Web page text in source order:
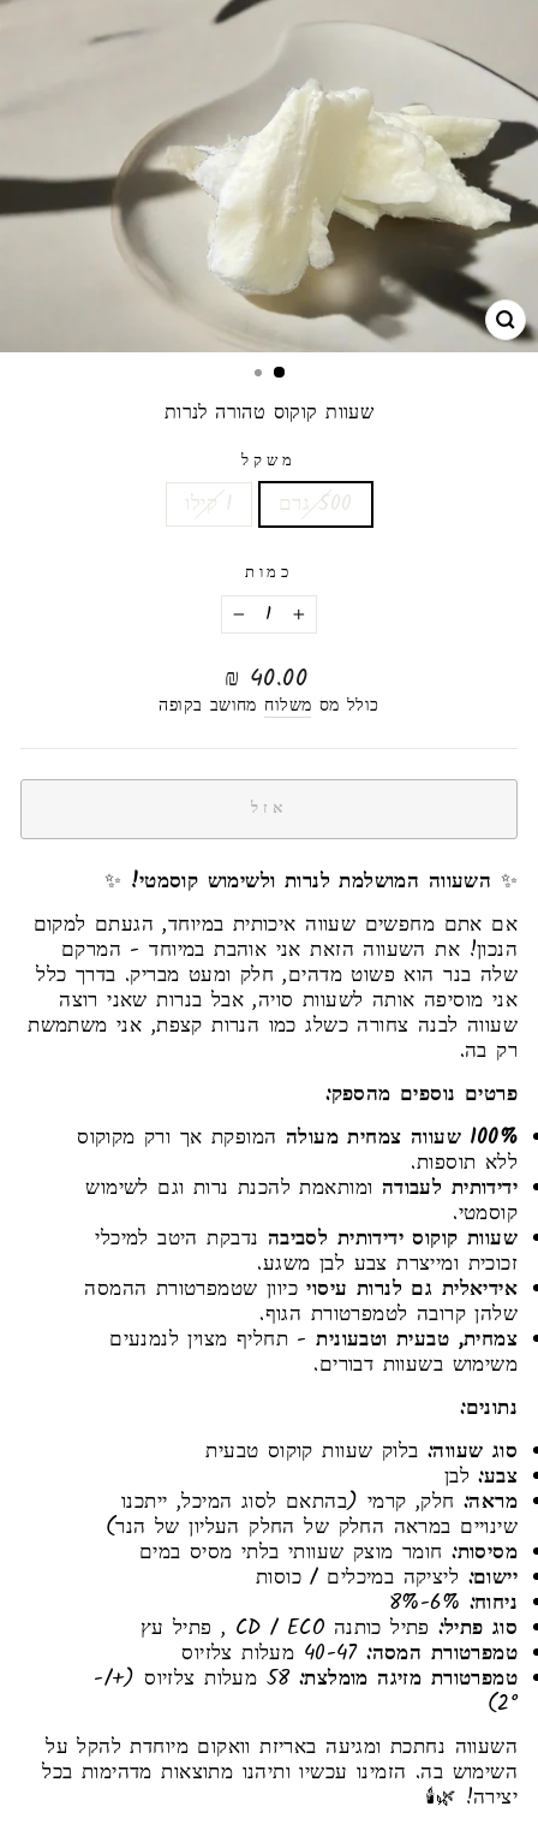
שעוות קוקוס טהורה לנרות
משקל
500 גרם 1 קילו
כמות
−
+
מחיר
רגיל
40.00 ₪
כולל מס משלוח מחושב בקופה
אזל
✨ השעווה המושלמת לנרות ולשימוש קוסמטי! ✨
אם אתם מחפשים שעווה איכותית במיוחד, הגעתם למקום
הנכון! את השעווה הזאת אני אוהבת במיוחד - המרקם
שלה בנר הוא פשוט מדהים, חלק ומעט מבריק. בדרך כלל
אני מוסיפה אותה לשעוות סויה, אבל בנרות שאני רוצה
שעווה לבנה צחורה כשלג כמו הנרות קצפת, אני משתמשת
רק בה.
פרטים נוספים מהספק:
100% שעווה צמחית מעולה
המופקת אך ורק מקוקוס
ללא תוספות.
ידידותית לעבודה ומותאמת להכנת נרות וגם לשימוש
קוסמטי.
שעוות קוקוס ידידותית לסביבה נדבקת היטב למיכלי
זכוכית ומייצרת צבע לבן משגע.
אידיאלית גם לנרות עיסויכיוון שטמפרטורת ההמסה
שלהן קרובה לטמפרטורת הגוף.
צמחית, טבעית וטבעונית- תחליף מצוין לנמנעים
משימוש בשעוות דבורים.
נתונים:
סוג שעווה: בלוק שעוות קוקוס טבעית
צבע:לבן
מראה: חלק, קרמי (בהתאם לסוג המיכל, ייתכנו
שינויים במראה החלק של החלק העליון של הנר)
מסיסות:חומר מוצק שעוותי בלתי מסיס במים
יישום: ליציקה במיכלים / כוסות
ניחוח:
סוג פתיל:פתיל כותנה CD / ECO , פתיל עץ
טמפרטורת המסה:40-47 מעלות צלזיוס
טמפרטורת מזיגה מומלצת: 58 מעלות צלזיוס (+/-
2°)
השעווה נחתכת ומגיעה באריזת וואקום מיוחדת להקל על
השימוש בה. הזמינו עכשיו ותיהנו מתוצאות מדהימות בכל
יצירה! 🌿🕯️